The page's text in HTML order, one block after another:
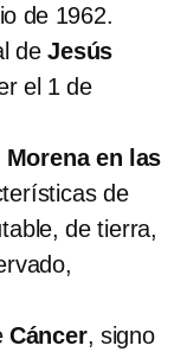
de 1962.
deJesús
el 1 de
en las
de
de tierra,
Cáncer, signo